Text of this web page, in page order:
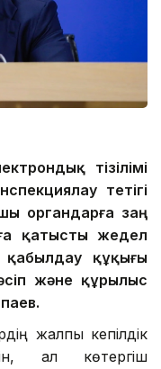
тізілімі
тетігі
органдарға заң
қатысты жедел
құқығы
және құрылыс
жалпы кепілдік
ал көтергіш